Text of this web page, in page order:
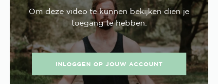
Om deze video te kunnen bekijken dien je
toegang te hebben.
INLOGGEN OP JOUW ACCOUNT